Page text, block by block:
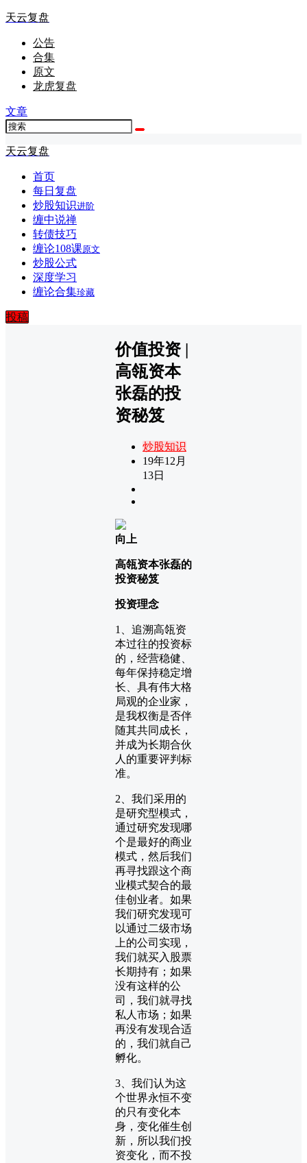
天云复盘
公告
合集
原文
龙虎复盘
文章
天云复盘
首页
每日复盘
炒股知识进阶
缠中说禅
转债技巧
缠论108课原文
炒股公式
深度学习
缠论合集珍藏
投稿
价值投资 |
高瓴资本
张磊的投
资秘笈
炒股知识
19年12月
13日
向上
高瓴资本张磊的
投资秘笈
投资理念
1、追溯高瓴资
本过往的投资标
的，经营稳健、
每年保持稳定增
长、具有伟大格
局观的企业家，
是我权衡是否伴
随其共同成长，
并成为长期合伙
人的重要评判标
准。
2、我们采用的
是研究型模式，
通过研究发现哪
个是最好的商业
模式，然后我们
再寻找跟这个商
业模式契合的最
佳创业者。如果
我们研究发现可
以通过二级市场
上的公司实现，
我们就买入股票
长期持有；如果
没有这样的公
司，我们就寻找
私人市场；如果
再没有发现合适
的，我们就自己
孵化。
3、我们认为这
个世界永恒不变
的只有变化本
身，变化催生创
新，所以我们投
资变化，而不投